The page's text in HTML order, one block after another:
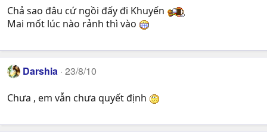
Chả sao đâu cứ ngồi đấy đi Khuyến
Mai mốt lúc nào rảnh thì vào
Darshia 23/8/10
Chưa , em vẫn chưa quyết định